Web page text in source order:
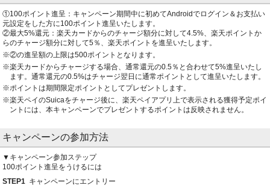
①100ポイント進呈：キャンペーン期間中に初めてAndroidでログイン＆お支払い
元設定をした方に100ポイント進呈いたします。
②最大5%還元：楽天カードからのチャージ額分に対して4.5%、楽天ポイントか
らのチャージ額分に対して5％、楽天ポイントを進呈いたします。
②の進呈額の上限は500ポイントとなります。
楽天カードからチャージする場合、通常還元の0.5％と合わせて5%進呈いたし
ます。通常還元の0.5%はチャージ翌日に通常ポイントとして進呈いたします。
ポイントは期間限定ポイントとしてプレゼントします。
楽天ペイのSuicaをチャージ後に、楽天ペイアプリ上で表示される獲得予定ポイ
ントには、本キャンペーンでプレゼントするポイントは反映されません。
キャンペーンの参加方法
▼キャンペーン参加ステップ
100ポイント進呈をうけるには
STEP1 キャンペーンにエントリー